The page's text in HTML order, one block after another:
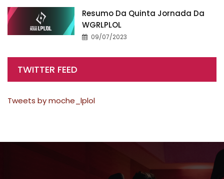
Resumo Da Quinta Jornada Da
WGRLPLOL
09/07/2023
TWITTER FEED
Tweets by moche_lplol